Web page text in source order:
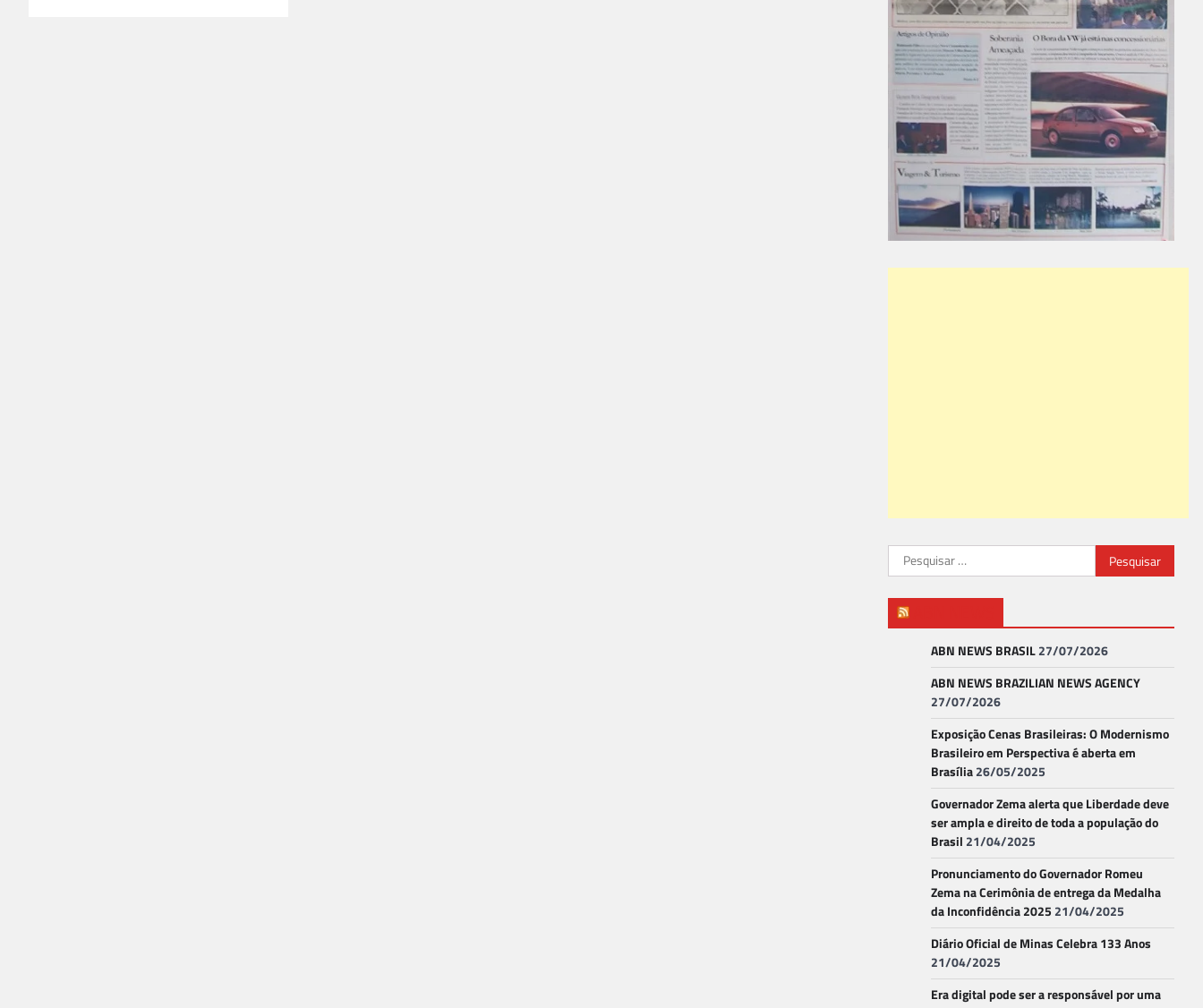
Pesquisar
por:
ABN NEWS BRASIL27/07/2026
ABN NEWS BRAZILIAN NEWS AGENCY
27/07/2026
Exposição Cenas Brasileiras: O Modernismo
Brasileiro em Perspectiva é aberta em
Brasília26/05/2025
Governador Zema alerta que Liberdade deve
ser ampla e direito de toda a população do
Brasil 21/04/2025
Pronunciamento do Governador Romeu
Zema na Cerimônia de entrega da Medalha
da Inconfidência 2025 21/04/2025
Diário Oficial de Minas Celebra 133 Anos
21/04/2025
Era digital pode ser a responsável por uma